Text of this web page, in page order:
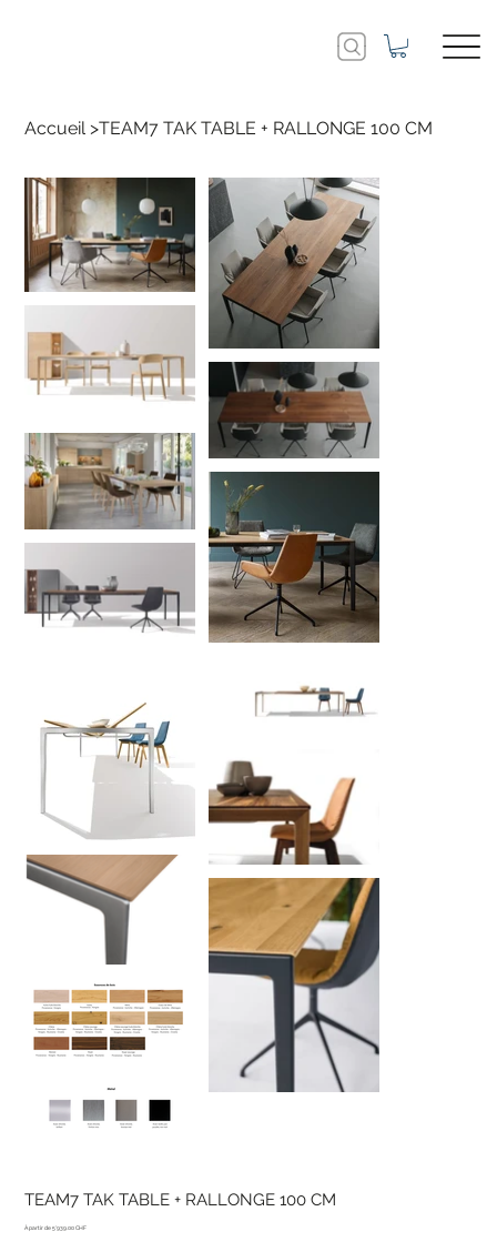
Accueil >TEAM7 TAK TABLE + RALLONGE 100 CM
TEAM7 TAK TABLE + RALLONGE 100 CM
Prix 5'939.00 CHF